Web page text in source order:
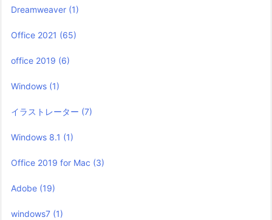
Dreamweaver (1)
Office 2021 (65)
office 2019 (6)
Windows (1)
イラストレーター (7)
Windows 8.1 (1)
Office 2019 for Mac (3)
Adobe (19)
windows7 (1)